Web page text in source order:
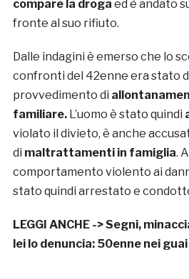
compare la droga ed è andato
fronte al suo rifiuto.
Dalle indagini è emerso che lo
confronti del 42enne era stato
provvedimento di
familiare. L’uomo è stato quindi
violato il divieto, è anche
di maltrattamenti in famiglia.
comportamento violento ai
stato quindi arrestato e
LEGGI ANCHE ->Segni,
lei lo denuncia: 50enne nei guai